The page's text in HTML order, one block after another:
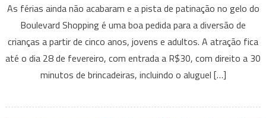
Shopping
recebe
pista
de
patinação
As férias ainda não acabaram e a pista de patinação no gelo do
Boulevard Shopping é uma boa pedida para a diversão de
crianças a partir de cinco anos, jovens e adultos. A atração fica
até o dia 28 de fevereiro, com entrada a R$30, com direito a 30
minutos de brincadeiras, incluindo o aluguel […]